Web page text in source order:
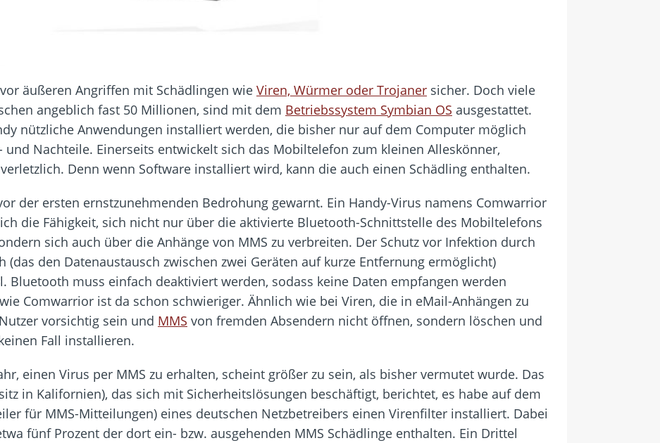
äußeren Angriffen mit Schädlingen wie Viren, Würmer oder Trojaner sicher. Doch viele
angeblich fast 50 Millionen, sind mit dem Betriebssystem Symbian OS ausgestattet.
nützliche Anwendungen installiert werden, die bisher nur auf dem Computer möglich
und Nachteile. Einerseits entwickelt sich das Mobiltelefon zum kleinen Alleskönner,
Denn wenn Software installiert wird, kann die auch einen Schädling enthalten.
der ersten ernstzunehmenden Bedrohung gewarnt. Ein Handy-Virus namens Comwarrior
die Fähigkeit, sich nicht nur über die aktivierte Bluetooth-Schnittstelle des Mobiltelefons
sich auch über die Anhänge von MMS zu verbreiten. Der Schutz vor Infektion durch
(das den Datenaustausch zwischen zwei Geräten auf kurze Entfernung ermöglicht)
Bluetooth muss einfach deaktiviert werden, sodass keine Daten empfangen werden
Comwarrior ist da schon schwieriger. Ähnlich wie bei Viren, die in eMail-Anhängen zu
vorsichtig sein und MMS von fremden Absendern nicht öffnen, sondern löschen und
Fall installieren.
einen Virus per MMS zu erhalten, scheint größer zu sein, als bisher vermutet wurde. Das
in Kalifornien), das sich mit Sicherheitslösungen beschäftigt, berichtet, es habe auf dem
für MMS-Mitteilungen) eines deutschen Netzbetreibers einen Virenfilter installiert. Dabei
fünf Prozent der dort ein- bzw. ausgehenden MMS Schädlinge enthalten. Ein Drittel